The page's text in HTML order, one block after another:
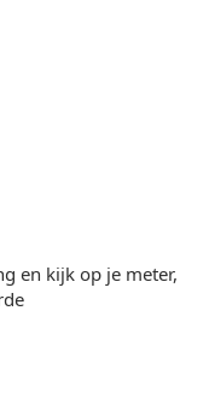
en kijk op je meter,